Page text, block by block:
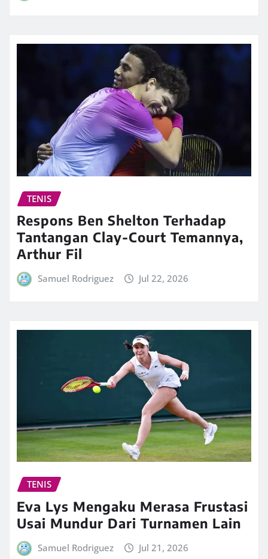
TENIS
Respons Ben Shelton Terhadap
Tantangan Clay-Court Temannya,
Arthur Fil
Samuel Rodriguez Jul 22, 2026
TENIS
Eva Lys Mengaku Merasa Frustasi
Usai Mundur Dari Turnamen Lain
Samuel Rodriguez Jul 21, 2026